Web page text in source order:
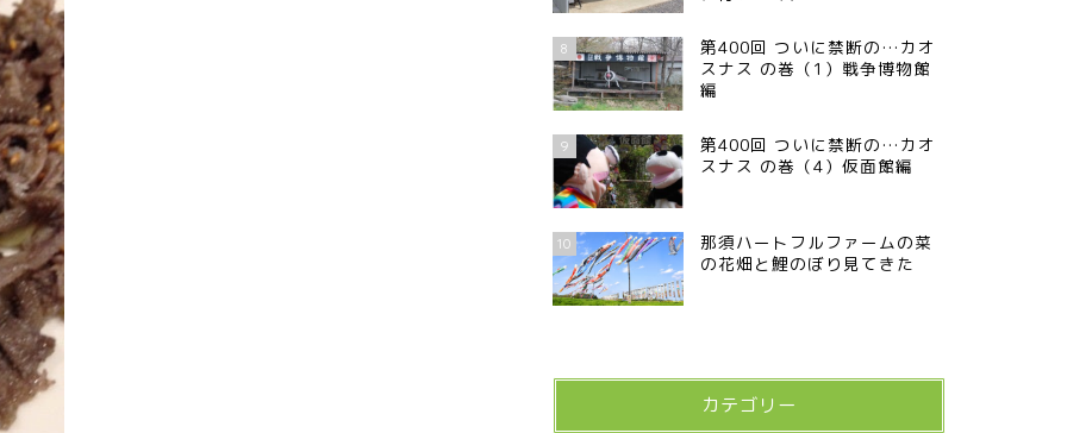
8
第400回 ついに禁断の…カオ
スナス の巻（1）戦争博物館
編
9
第400回 ついに禁断の…カオ
スナス の巻（4）仮面館編
10
那須ハートフルファームの菜
の花畑と鯉のぼり見てきた
カテゴリー